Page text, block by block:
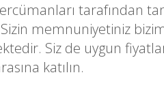
tarafından
Sizin memnuniyetiniz
Siz de uygun
katılın.